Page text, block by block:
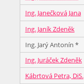
Ing. Janečková Jana
Ing. Janík Zdeněk
Ing. Jarý Antonín *
Ing. Juráček Zdeněk
Kábrtová Petra, DiS.